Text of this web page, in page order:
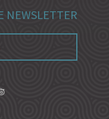
NEWSLETTER